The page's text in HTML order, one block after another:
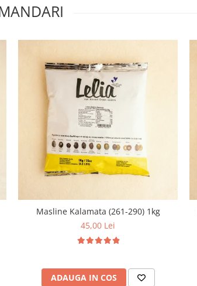
Masline Kalamata (261-290) 1kg
45,00 Lei
ADAUGA IN COS